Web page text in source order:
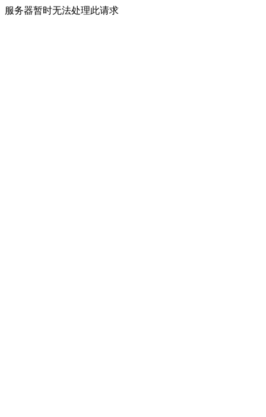
服务器暂时无法处理此请求